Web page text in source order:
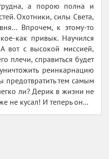
а порою полна и
Охотники, силы Света,
Впрочем, к этому-то
как привык. Научился
А вот с высокой миссией,
плечи, справиться будет
реинкарнацию
тем самым
ли? Дерик в жизни не
не кусал! И теперь он...